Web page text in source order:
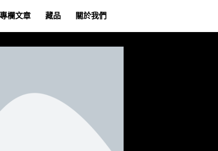
欄文章 藏品 關於我們